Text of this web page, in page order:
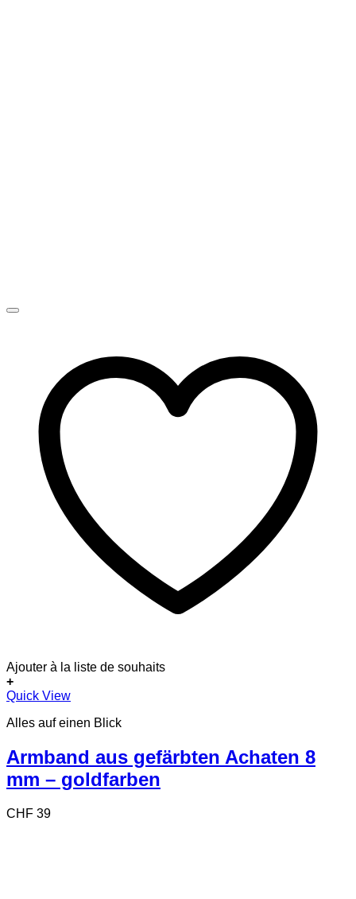
Ajouter à la liste de souhaits
+
Quick View
Alles auf einen Blick
Armband aus gefärbten Achaten 8
mm – goldfarben
CHF 39